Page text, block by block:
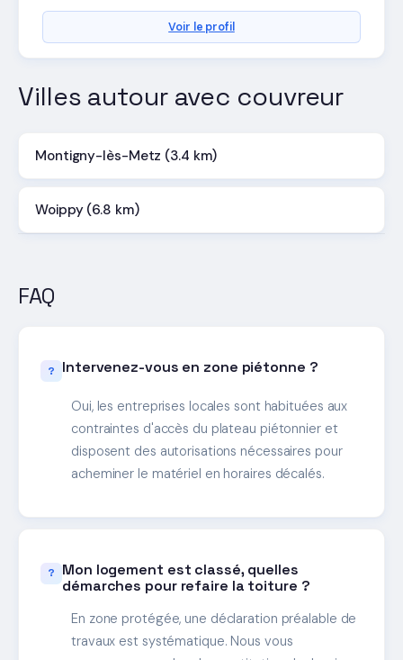
Voir le profil
Villes autour avec couvreur
Montigny-lès-Metz (3.4 km)
Woippy (6.8 km)
FAQ
Intervenez-vous en zone piétonne ?
Oui, les entreprises locales sont habituées aux
contraintes d'accès du plateau piétonnier et
disposent des autorisations nécessaires pour
acheminer le matériel en horaires décalés.
Mon logement est classé, quelles
démarches pour refaire la toiture ?
En zone protégée, une déclaration préalable de
travaux est systématique. Nous vous